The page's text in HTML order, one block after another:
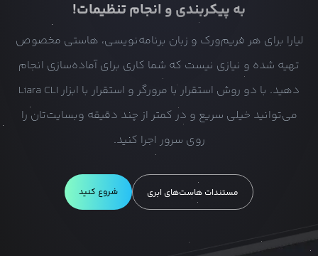
به پیکربندی و انجام تنظیمات!
لیارا برای هر فریم‌ورک و زبان برنامه‌نویسی، هاستی مخصوص
تهیه شده و نیازی نیست که شما کاری برای آماده‌سازی انجام
دهید. با دو روش استقرار با مرورگر و استقرار با ابزار Liara CLI
می‌توانید خیلی سریع و در کمتر از چند دقیقه وبسایت‌تان را
روی سرور اجرا کنید.
مستندات هاست‌های ابری شروع کنید